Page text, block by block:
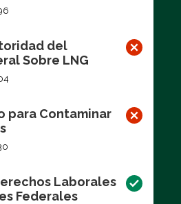
del
Sobre LNG
para Contaminar
Laborales
Federales